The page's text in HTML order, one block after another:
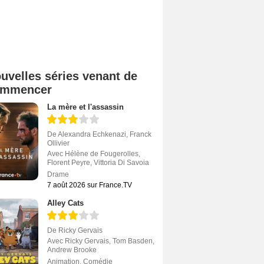
séries venant de
La mère et l'assassin
De Alexandra Echkenazi, Franck
Ollivier
Avec Hélène de Fougerolles,
Florent Peyre, Vittoria Di Savoia
Drame
7 août 2026 sur France.TV
Alley Cats
De Ricky Gervais
Avec Ricky Gervais, Tom Basden,
Andrew Brooke
Animation, Comédie